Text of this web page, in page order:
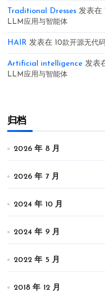
Traditional Dresses 发表在
LLM应用与智能体
HAIR 发表在 10款开源无代
Artificial intelligence 发表
LLM应用与智能体
归档
2026 年 8 月
2026 年 7 月
2024 年 10 月
2024 年 9 月
2022 年 5 月
2018 年 12 月